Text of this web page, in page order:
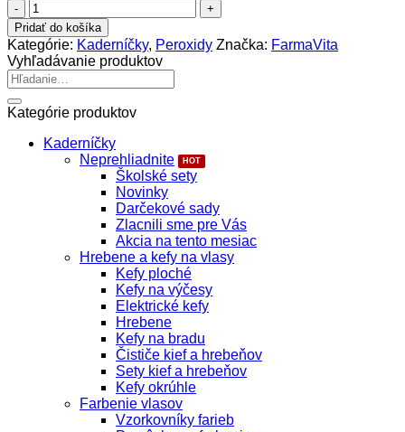
množstvo
Farmavita
Peroxid
Tone
on
Tone
1,5%
–
profesionálny
oxidant
Pridať do košíka
Kategórie: Kaderníčky, Peroxidy Značka: FarmaVita
Vyhľadávanie produktov
Hľadať:
Kategórie produktov
Kaderníčky
Neprehliadnite
Školské sety
Novinky
Darčekové sady
Zlacnili sme pre Vás
Akcia na tento mesiac
Hrebene a kefy na vlasy
Kefy ploché
Kefy na výčesy
Elektrické kefy
Hrebene
Kefy na bradu
Čističe kief a hrebeňov
Sety kief a hrebeňov
Kefy okrúhle
Farbenie vlasov
Vzorkovníky farieb